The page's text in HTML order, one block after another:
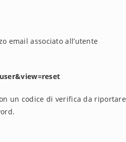
email associato all’utente
un codice di verifica da riportare